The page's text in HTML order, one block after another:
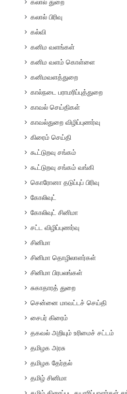
கலால் துறை
கலால் பிரிவு
கல்வி
கனிம வளங்கள்
கனிம வளம் கொள்ளை
கனிமவளத்துறை
கால்நடை பராமரிப்புத்துறை
காவல் செய்திகள்
காவல்துறை விழிப்புணர்வு
கிரைம் செய்தி
கூட்டுறவு சங்கம்
கூட்டுறவு சங்கம் வங்கி
கொரோனா தடுப்புப் பிரிவு
கோலிவுட்
கோலிவுட் சினிமா
சட்ட விழிப்புணர்வு
சினிமா
சினிமா தொழிலாளர்கள்
சினிமா பிரபலங்கள்
சுகாதாரத் துறை
சென்னை மாவட்டச் செய்தி
சைபர் கிரைம்
தகவல் அறியும் உரிமைச் சட்டம்
தமிழக அரசு
தமிழக தேர்தல்
தமிழ் சினிமா